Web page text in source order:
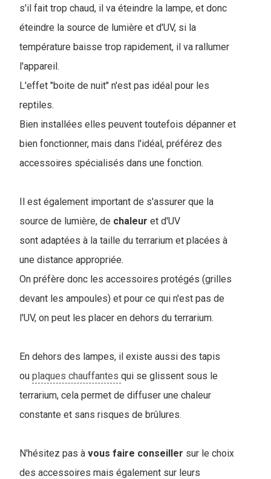
s'il fait trop chaud, il va éteindre la lampe, et donc
éteindre la source de lumière et d'UV, si la
température baisse trop rapidement, il va rallumer
l'appareil.
L'effet "boite de nuit" n'est pas idéal pour les
reptiles.
Bien installées elles peuvent toutefois dépanner et
bien fonctionner, mais dans l'idéal, préférez des
accessoires spécialisés dans une fonction.
Il est également important de s'assurer que la
source de lumière, de chaleur et d'UV
sont adaptées à la taille du terrarium et placées à
une distance appropriée.
On préfère donc les accessoires protégés (grilles
devant les ampoules) et pour ce qui n'est pas de
l'UV, on peut les placer en dehors du terrarium.
En dehors des lampes, il existe aussi des tapis
ou plaques chauffantes qui se glissent sous le
terrarium, cela permet de diffuser une chaleur
constante et sans risques de brûlures.
N'hésitez pas à vous faire conseiller sur le choix
des accessoires mais également sur leurs